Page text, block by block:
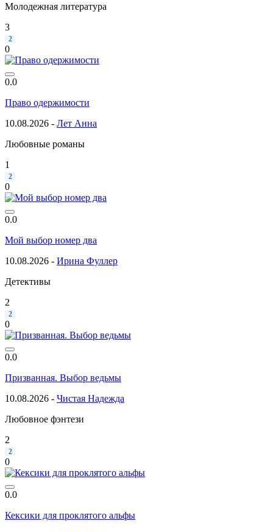
Молодежная литература
3
2
0
0.0
Право одержимости
10.08.2026 - Лет Анна
Любовные романы
1
2
0
0.0
Мой выбор номер два
10.08.2026 - Ирина Фуллер
Детективы
2
2
0
0.0
Призванная. Выбор ведьмы
10.08.2026 - Чистая Надежда
Любовное фэнтези
2
2
0
0.0
Кексики для проклятого альфы